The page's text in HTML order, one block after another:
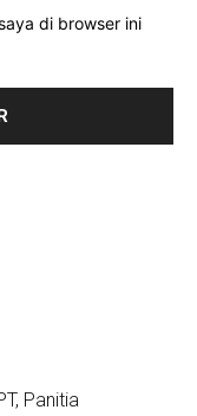
di browser ini
Panitia